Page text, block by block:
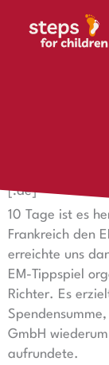
[:de]
10 Tage ist es
Frankreich den
erreichte uns
EM-Tippspiel
Richter. Es
GmbH
aufrundete.